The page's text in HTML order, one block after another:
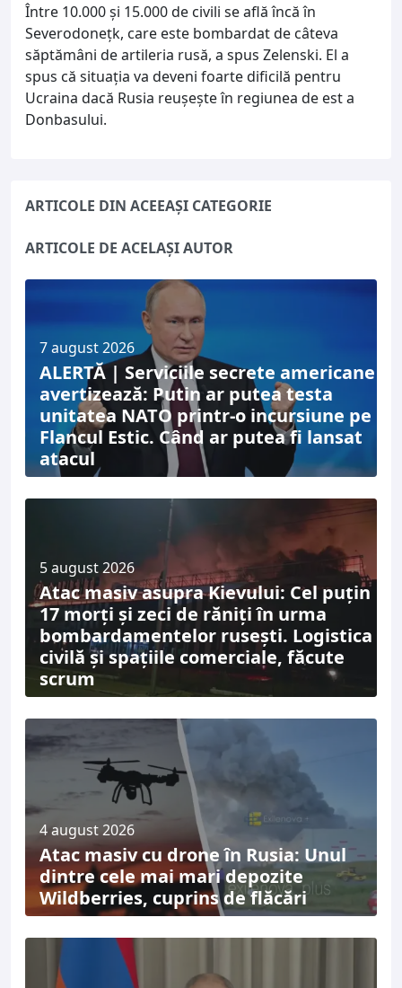
Între 10.000 și 15.000 de civili se află încă în
Severodonețk, care este bombardat de câteva
săptămâni de artileria rusă, a spus Zelenski. El a
spus că situația va deveni foarte dificilă pentru
Ucraina dacă Rusia reușește în regiunea de est a
Donbasului.
ARTICOLE DIN ACEEAȘI CATEGORIE
ARTICOLE DE ACELAȘI AUTOR
7 august 2026
ALERTĂ | Serviciile secrete americane
avertizează: Putin ar putea testa
unitatea NATO printr-o incursiune pe
Flancul Estic. Când ar putea fi lansat
atacul
5 august 2026
Atac masiv asupra Kievului: Cel puțin
17 morți și zeci de răniți în urma
bombardamentelor rusești. Logistica
civilă și spațiile comerciale, făcute
scrum
4 august 2026
Atac masiv cu drone în Rusia: Unul
dintre cele mai mari depozite
Wildberries, cuprins de flăcări